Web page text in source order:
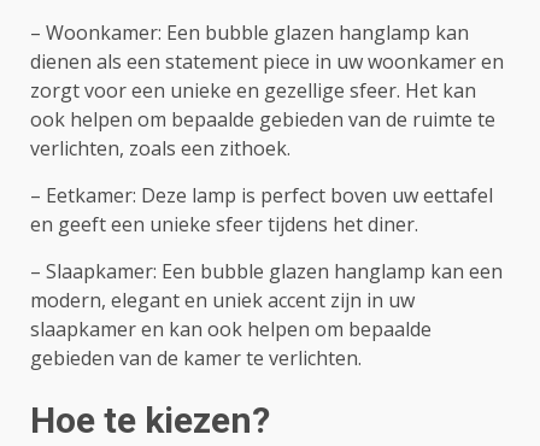
– Woonkamer: Een bubble glazen hanglamp kan
dienen als een statement piece in uw woonkamer en
zorgt voor een unieke en gezellige sfeer. Het kan
ook helpen om bepaalde gebieden van de ruimte te
verlichten, zoals een zithoek.
– Eetkamer: Deze lamp is perfect boven uw eettafel
en geeft een unieke sfeer tijdens het diner.
– Slaapkamer: Een bubble glazen hanglamp kan een
modern, elegant en uniek accent zijn in uw
slaapkamer en kan ook helpen om bepaalde
gebieden van de kamer te verlichten.
Hoe te kiezen?